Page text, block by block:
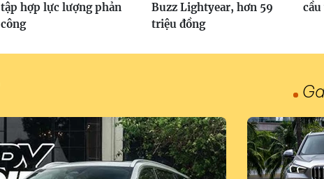
tập hợp lực lượng phản
công
Buzz Lightyear, hơn 59
triệu đồng